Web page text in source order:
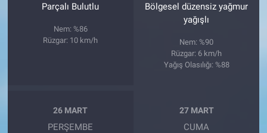
Parçalı Bulutlu
Nem: %86
Rüzgar: 10 km/h
Bölgesel düzensiz yağmur
yağışlı
Nem: %90
Rüzgar: 6 km/h
Yağış Olasılığı: %88
26 MART
PERŞEMBE
27 MART
CUMA